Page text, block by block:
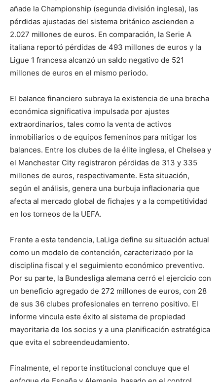
añade la Championship (segunda división inglesa), las
pérdidas ajustadas del sistema británico ascienden a
2.027 millones de euros. En comparación, la Serie A
italiana reportó pérdidas de 493 millones de euros y la
Ligue 1 francesa alcanzó un saldo negativo de 521
millones de euros en el mismo periodo.
El balance financiero subraya la existencia de una brecha
económica significativa impulsada por ajustes
extraordinarios, tales como la venta de activos
inmobiliarios o de equipos femeninos para mitigar los
balances. Entre los clubes de la élite inglesa, el Chelsea y
el Manchester City registraron pérdidas de 313 y 335
millones de euros, respectivamente. Esta situación,
según el análisis, genera una burbuja inflacionaria que
afecta al mercado global de fichajes y a la competitividad
en los torneos de la UEFA.
Frente a esta tendencia, LaLiga define su situación actual
como un modelo de contención, caracterizado por la
disciplina fiscal y el seguimiento económico preventivo.
Por su parte, la Bundesliga alemana cerró el ejercicio con
un beneficio agregado de 272 millones de euros, con 28
de sus 36 clubes profesionales en terreno positivo. El
informe vincula este éxito al sistema de propiedad
mayoritaria de los socios y a una planificación estratégica
que evita el sobreendeudamiento.
Finalmente, el reporte institucional concluye que el